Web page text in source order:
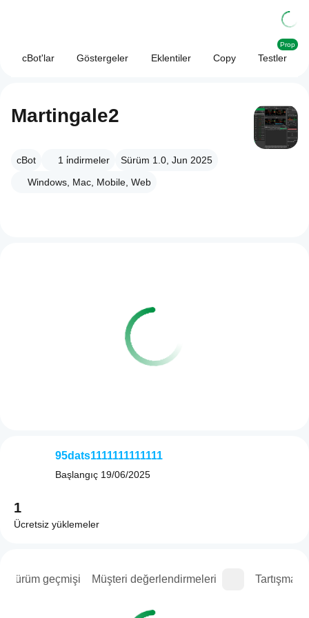
cBot'lar Göstergeler Eklentiler Copy Testler
Prop
Martingale2
cBot 1 i̇ndirmeler
Sürüm 1.0, Jun 2025
Windows, Mac, Mobile, Web
Sürüm geçmişi Müşteri değerlendirmeleri Tartışma
95dats1111111111111
Başlangıç 19/06/2025
1
Ücretsiz yüklemeler